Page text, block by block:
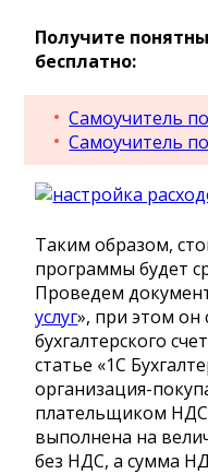
Получите
бесплатно:
Самоучитель
Самоучитель
Таким образом,
программы будет
Проведем
услуг», при этом
бухгалтерского
статье «1С
организация-
плательщиком
выполнена на
без НДС, а сумма